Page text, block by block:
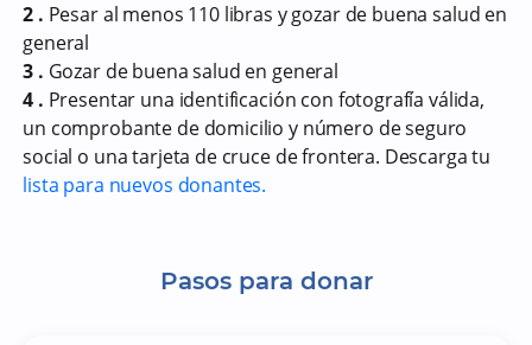
2 . Pesar al menos 110 libras y gozar de buena salud en
general
3 . Gozar de buena salud en general
4 . Presentar una identificación con fotografía válida,
un comprobante de domicilio y número de seguro
social o una tarjeta de cruce de frontera. Descarga tu
lista para nuevos donantes.
Pasos para donar